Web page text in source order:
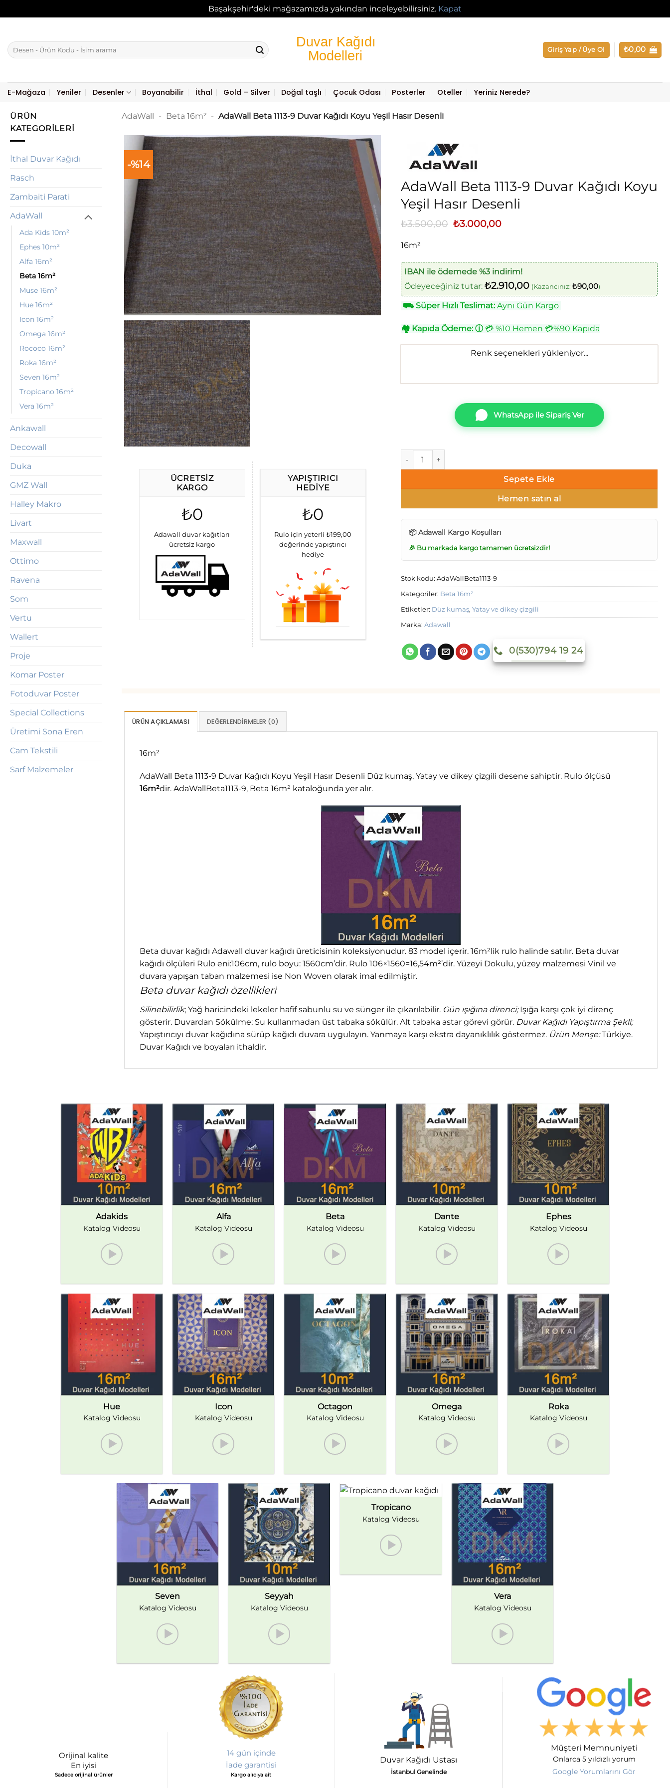
Başakşehir'deki mağazamızda yakından inceleyebilirsiniz. Kapat
Ara:
Giriş Yap / Üye Ol ₺0,00
E-Mağaza Yeniler Desenler Boyanabilir İthal Gold – Silver Doğal taşlı Çocuk Odası Posterler Oteller Yeriniz Nerede?
ÜRÜN
KATEGORILERI
İthal Duvar Kağıdı
Rasch
Zambaiti Parati
AdaWall
Ada Kids 10m²
Ephes 10m²
Alfa 16m²
Beta 16m²
Muse 16m²
Hue 16m²
Icon 16m²
Omega 16m²
Rococo 16m²
Roka 16m²
Seven 16m²
Tropicano 16m²
Vera 16m²
Ankawall
Decowall
Duka
GMZ Wall
Halley Makro
Livart
Maxwall
Ottimo
Ravena
Som
Vertu
Wallert
Proje
Komar Poster
Fotoduvar Poster
Special Collections
Üretimi Sona Eren
Cam Tekstili
Sarf Malzemeler
AdaWall - Beta 16m² - AdaWall Beta 1113-9 Duvar Kağıdı Koyu Yeşil Hasır Desenli
-%14
ÜCRETSIZ
KARGO
₺0
Adawall duvar kağıtları
ücretsiz kargo
YAPIŞTIRICI
HEDIYE
₺0
Rulo için yeterli ₺199,00
değerinde yapıştırıcı
hediye
AdaWall Beta 1113-9 Duvar Kağıdı Koyu
Yeşil Hasır Desenli
₺3.500,00 Orijinal
₺3.000,00Şu
16m²
IBAN ile ödemede %3 indirim!
Ödeyeceğiniz tutar: ₺2.910,00 (Kazancınız: ₺90,00)
⛟Süper Hızlı Teslimat:Aynı Gün Kargo
🏘 Kapıda Ödeme: ⓘ💳 %10 Hemen 💳%90 Kapıda
Renk seçenekleri yükleniyor...
WhatsApp ile Sipariş Ver
AdaWall Beta 1113-9 Duvar Kağıdı Koyu Yeşil Hasır Desenli adet
Sepete Ekle
Hemen satın al
📦 Adawall Kargo Koşulları
🎉 Bu markada kargo tamamen ücretsizdir!
Stok kodu: AdaWallBeta1113-9
Kategoriler: Beta 16m²
Etiketler: Düz kumaş, Yatay ve dikey çizgili
Marka: Adawall
0(530)794 19 24
ÜRÜN AÇIKLAMASI DEĞERLENDIRMELER (0)
16m²
AdaWall Beta 1113-9 Duvar Kağıdı Koyu Yeşil Hasır Desenli Düz kumaş, Yatay ve dikey çizgili desene sahiptir. Rulo ölçüsü
16m²dir. AdaWallBeta1113-9, Beta 16m² kataloğunda yer alır.
Beta duvar kağıdı Adawall duvar kağıdı üreticisinin koleksiyonudur. 83 model içerir. 16m²lik rulo halinde satılır. Beta duvar
kağıdı ölçüleri Rulo eni:106cm, rulo boyu: 1560cm’dir. Rulo 106×1560=16,54m²’dir. Yüzeyi Dokulu, yüzey malzemesi Vinil ve
duvara yapışan taban malzemesi ise Non Woven olarak imal edilmiştir.
Beta duvar kağıdı özellikleri
Silinebilirlik; Yağ haricindeki lekeler hafif sabunlu su ve sünger ile çıkarılabilir. Gün ışığına direnci;Işığa karşı çok iyi direnç
gösterir. Duvardan Sökülme; Su kullanmadan üst tabaka sökülür. Alt tabaka astar görevi görür. Duvar Kağıdı Yapıştırma Şekli;
Yapıştırıcıyı duvar kağıdına sürüp kağıdı duvara uygulayın. Yanmaya karşı ekstra dayanıklılık göstermez. Ürün Menşe:Türkiye.
Duvar Kağıdı ve boyaları ithaldir.
Adakids
Katalog Videosu
Alfa
Katalog Videosu
Beta
Katalog Videosu
Dante
Katalog Videosu
Ephes
Katalog Videosu
Hue
Katalog Videosu
Icon
Katalog Videosu
Octagon
Katalog Videosu
Omega
Katalog Videosu
Roka
Katalog Videosu
Seven
Katalog Videosu
Seyyah
Katalog Videosu
Tropicano
Katalog Videosu
Vera
Katalog Videosu
Orijinal kalite
En iyisi
Sadece orijinal ürünler
14 gün içinde
İade garantisi
Kargo alıcıya ait
Duvar Kağıdı Ustası
İstanbul Genelinde
Müşteri Memnuniyeti
Onlarca 5 yıldızlı yorum
Google Yorumlarını Gör